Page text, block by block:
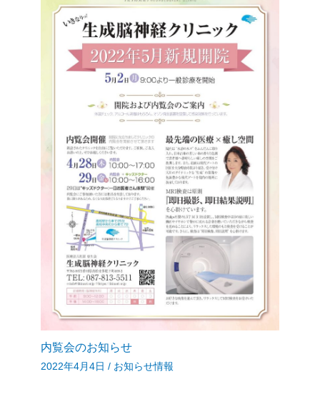
内覧会のお知らせ
2022年4月4日 / お知らせ情報